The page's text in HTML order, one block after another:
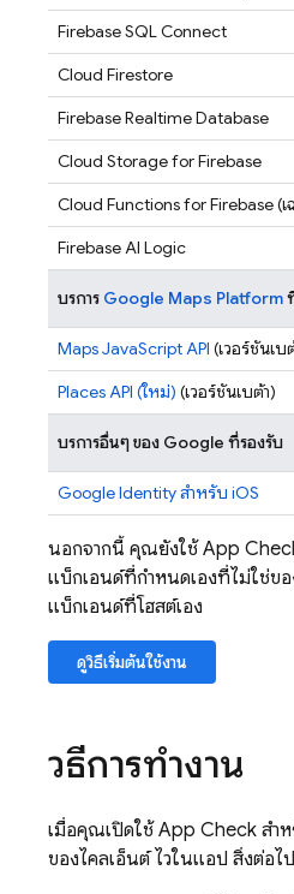
Firebase SQL Connect
Cloud Firestore
Firebase Realtime Database
Cloud Storage for Firebase
Cloud Functions for Firebase(
Firebase AI Logic
บริการ Google Maps Platform
Maps JavaScript API (เวอร์ชันเบ
Places API (ใหม่) (เวอร์ชันเบต้า)
บริการอื่นๆ ของ Google ที่รองรับ
Google Identity สำหรับ iOS
นอกจากนี้ คุณยังใช้ App
แบ็กเอนด์ที่กำหนดเองที่ไม่ใช่ข
แบ็กเอนด์ที่โฮสต์เอง
ดูวิธีเริ่มต้นใช้งาน
วิธีการทำงาน
เมื่อคุณเปิดใช้ App Check สำ
ของไคลเอ็นต์ ไว้ในแอป สิ่งต่อไ